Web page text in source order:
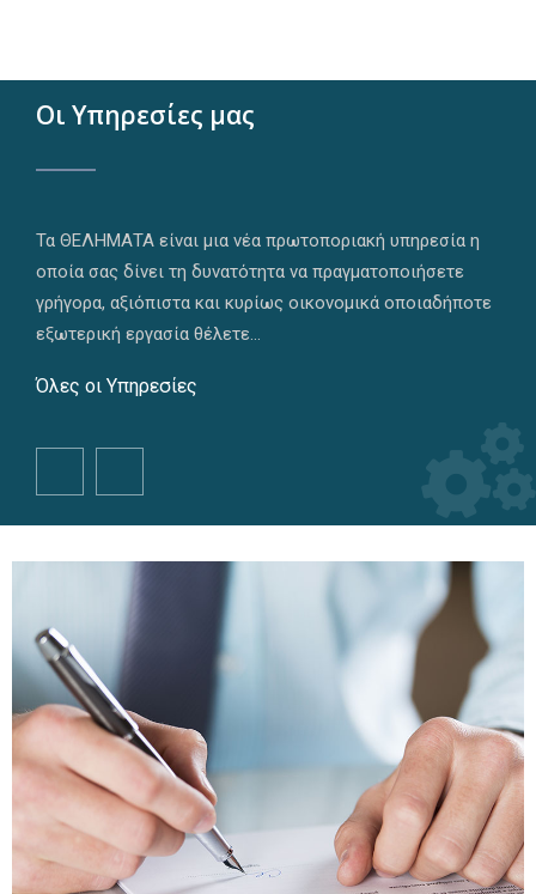
Οι Υπηρεσίες μας
Τα ΘΕΛΗΜΑΤΑ είναι μια νέα πρωτοποριακή υπηρεσία η
οποία σας δίνει τη δυνατότητα να πραγματοποιήσετε
γρήγορα, αξιόπιστα και κυρίως οικονομικά οποιαδήποτε
εξωτερική εργασία θέλετε...
Όλες οι Υπηρεσίες